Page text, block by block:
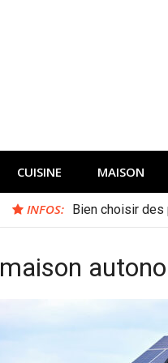
CUISINE MAISON
INFOS: Bien choisir
maison